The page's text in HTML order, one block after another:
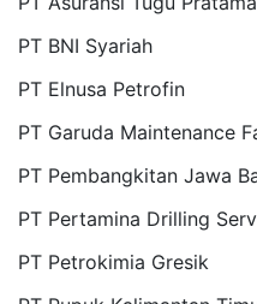
PT BNI Syariah
PT Elnusa Petrofin
PT Garuda Maintenance
PT Pembangkitan Jawa
PT Pertamina Drilling
PT Petrokimia Gresik